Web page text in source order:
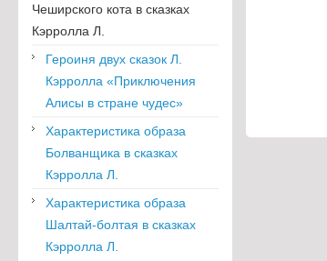
Чеширского кота в сказках
Кэрролла Л.
Героиня двух сказок Л.
Кэрролла «Приключения
Алисы в стране чудес»
Характеристика образа
Болванщика в сказках
Кэрролла Л.
Характеристика образа
Шалтай-болтая в сказках
Кэрролла Л.